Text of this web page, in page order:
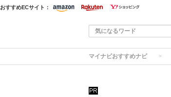
おすすめECサイト：
マイナビおすすめナビ
PR